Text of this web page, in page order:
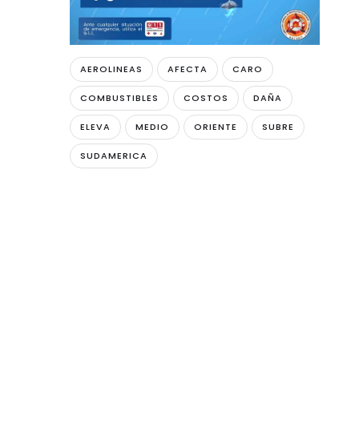
AEROLINEAS AFECTA CARO
COMBUSTIBLES COSTOS DAÑA
ELEVA MEDIO ORIENTE SUBRE
SUDAMERICA